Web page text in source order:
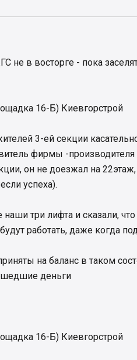
не в восторге - пока
16-Б) Киевгорстрой
3-ей секции
фирмы -производителя
он не доезжал на
успеха).
три лифта и сказали,
работать, даже когда
на баланс в таком
деньги
16-Б) Киевгорстрой